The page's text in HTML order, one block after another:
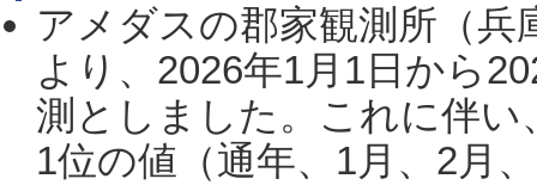
アメダスの郡家観測所（
より、2026年1月1日から
測としました。これに伴い
1位の値（通年、1月、2月